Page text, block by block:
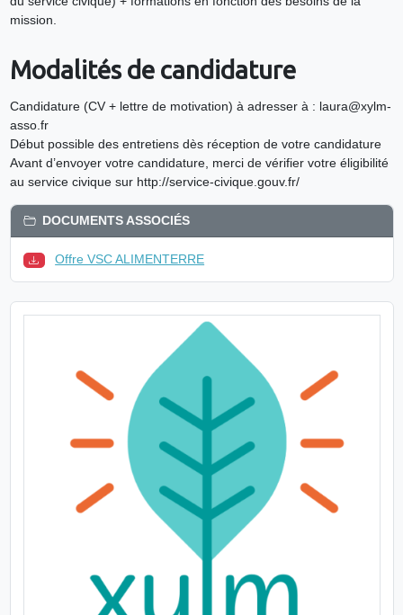
mission.
Modalités de candidature
Candidature (CV + lettre de motivation) à adresser à : laura@xylm-
asso.fr
Début possible des entretiens dès réception de votre candidature
Avant d’envoyer votre candidature, merci de vérifier votre éligibilité
au service civique sur http://service-civique.gouv.fr/
DOCUMENTS ASSOCIÉS
Offre VSC ALIMENTERRE